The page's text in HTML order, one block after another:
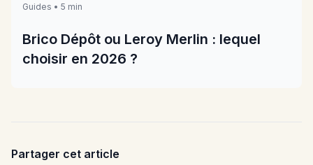
Guides • 5 min
Brico Dépôt ou Leroy Merlin : lequel
choisir en 2026 ?
Partager cet article